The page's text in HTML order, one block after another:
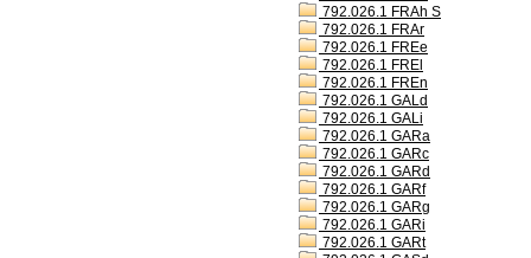
792.026.1 FRAh S
792.026.1 FRAr
792.026.1 FREe
792.026.1 FREl
792.026.1 FREn
792.026.1 GALd
792.026.1 GALi
792.026.1 GARa
792.026.1 GARc
792.026.1 GARd
792.026.1 GARf
792.026.1 GARg
792.026.1 GARi
792.026.1 GARt